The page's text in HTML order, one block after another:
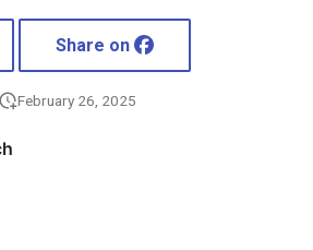
Share on
February 26, 2025